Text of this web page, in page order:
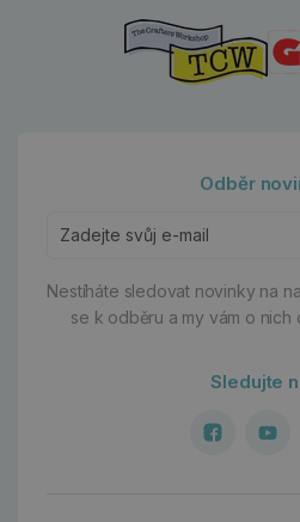
Odběr
Nestíháte sledovat novinky na
se k odběru a my vám o nich
Sledujte